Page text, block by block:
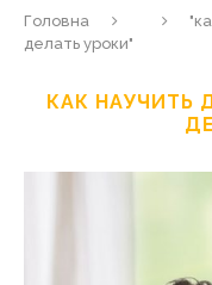
Головна
делать уроки"
КАК НАУЧИТЬ